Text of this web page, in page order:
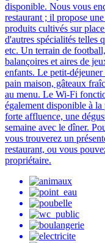
disponible. Nous vous
restaurant ; il propose
produits cultivés sur
d'autres spécialités telles
etc. Un terrain de
balançoires et aires de
enfants. Le petit-
pain maison, gâteaux
au menu. Le Wi-Fi
également disponible à la
forte affluence, une
semaine avec le dîner.
vous trouverez un
restaurant, ou vous
propriétaire.